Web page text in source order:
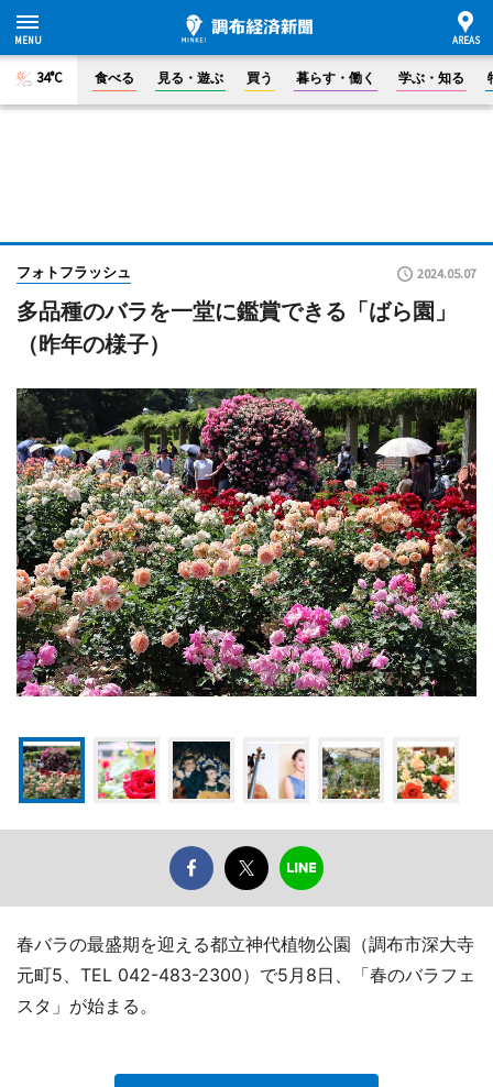
34°C 食べる 見る・遊ぶ 買う 暮らす・働く 学ぶ・知る
フォトフラッシュ 2024.05.07
多品種のバラを一堂に鑑賞できる「ばら園」
（昨年の様子）
春バラの最盛期を迎える都立神代植物公園（調布市深大寺
元町5、TEL 042-483-2300）で5月8日、「春のバラフェ
スタ」が始まる。